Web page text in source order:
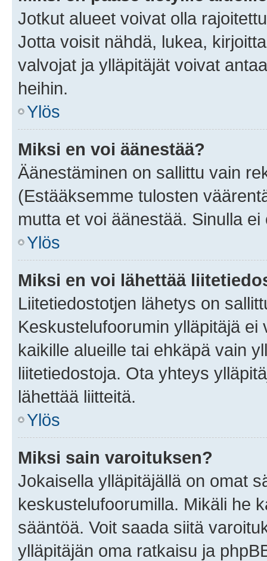
Jotkut alueet voivat olla
Jotta voisit nähdä, lukea,
valvojat ja ylläpitäjät voivat
heihin.
Ylös
Miksi en voi äänestää?
Äänestäminen on sallittu vain
(Estääksemme tulosten
mutta et voi äänestää. Sinulla
Ylös
Miksi en voi lähettää
Liitetiedostotjen lähetys on
Keskustelufoorumin ylläpitäjä
kaikille alueille tai ehkäpä vain
liitetiedostoja. Ota yhteys
lähettää liitteitä.
Ylös
Miksi sain varoituksen?
Jokaisella ylläpitäjällä on omat
keskustelufoorumilla. Mikäli he
sääntöä. Voit saada siitä
ylläpitäjän oma ratkaisu ja